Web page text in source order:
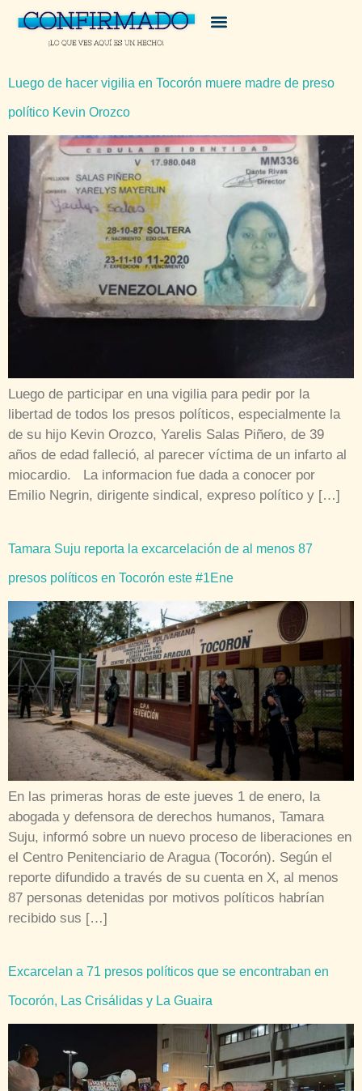
Luego de hacer vigilia en Tocorón muere madre de preso
político Kevin Orozco
Luego de participar en una vigilia para pedir por la
libertad de todos los presos políticos, especialmente la
de su hijo Kevin Orozco, Yarelis Salas Piñero, de 39
años de edad falleció, al parecer víctima de un infarto al
miocardio. La informacion fue dada a conocer por
Emilio Negrin, dirigente sindical, expreso político y […]
Tamara Suju reporta la excarcelación de al menos 87
presos políticos en Tocorón este #1Ene
En las primeras horas de este jueves 1 de enero, la
abogada y defensora de derechos humanos, Tamara
Suju, informó sobre un nuevo proceso de liberaciones en
el Centro Penitenciario de Aragua (Tocorón). Según el
reporte difundido a través de su cuenta en X, al menos
87 personas detenidas por motivos políticos habrían
recibido sus […]
Excarcelan a 71 presos políticos que se encontraban en
Tocorón, Las Crisálidas y La Guaira